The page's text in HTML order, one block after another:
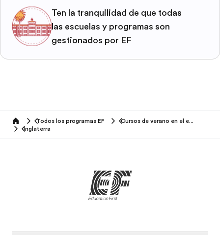
Ten la tranquilidad de que todas
las escuelas y programas son
gestionados por EF
home Todos los programas EF
Cursos de verano en el extranjero
Inglaterra